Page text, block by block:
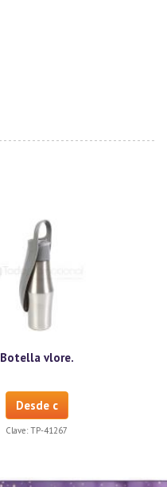
Botella vlore.
Desde c
Clave:TP-41267